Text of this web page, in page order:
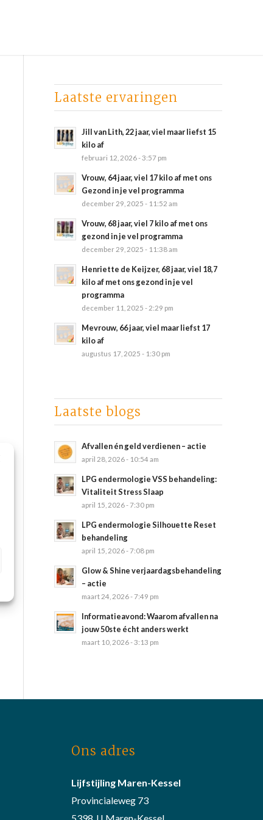
Laatste ervaringen
Jill van Lith, 22 jaar, viel maar liefst 15
kilo af
februari 12, 2026 - 3:57 pm
Vrouw, 64 jaar, viel 17 kilo af met ons
Gezond in je vel programma
december 29, 2025 - 11:52 am
Vrouw, 68 jaar, viel 7 kilo af met ons
gezond in je vel programma
december 29, 2025 - 11:38 am
Henriette de Keijzer, 68 jaar, viel 18,7
kilo af met ons gezond in je vel
programma
december 11, 2025 - 2:29 pm
Mevrouw, 66 jaar, viel maar liefst 17
kilo af
augustus 17, 2025 - 1:30 pm
Laatste blogs
Afvallen én geld verdienen – actie
april 28, 2026 - 10:54 am
LPG endermologie VSS behandeling:
Vitaliteit Stress Slaap
april 15, 2026 - 7:30 pm
LPG endermologie Silhouette Reset
behandeling
april 15, 2026 - 7:08 pm
Glow & Shine verjaardagsbehandeling
– actie
maart 24, 2026 - 7:49 pm
Informatieavond: Waarom afvallen na
jouw 50ste écht anders werkt
maart 10, 2026 - 3:13 pm
Ons adres
Lijfstijling Maren-Kessel
Provincialeweg 73